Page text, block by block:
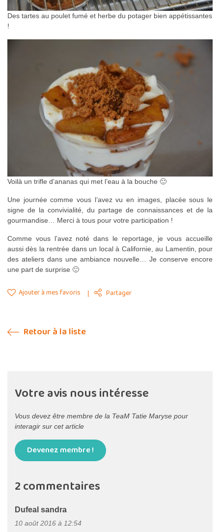
Des tartes au poulet fumé et herbe du potager bien appétissantes
!
Voilà un trifle d’ananas qui met l’eau à la bouche 🙂
Une journée comme vous l’avez vu en images, placée sous le
signe de la convivialité, du partage de connaissances et de la
gourmandise… Merci à tous pour votre participation !
Comme vous l’avez noté dans le reportage, je vous accueille
aussi dès la rentrée dans un local à Californie, au Lamentin, pour
des ateliers dans une ambiance nouvelle… Je conserve encore
une part de surprise 🙂
Ajouter à mes favoris Partager
Retour à la liste
Votre avis nous intéresse
Vous devez être membre de la TeaM Tatie Maryse pour
interagir sur cet article
Devenez membre !
2 commentaires
Dufeal sandra
10 août 2016 à 12:54